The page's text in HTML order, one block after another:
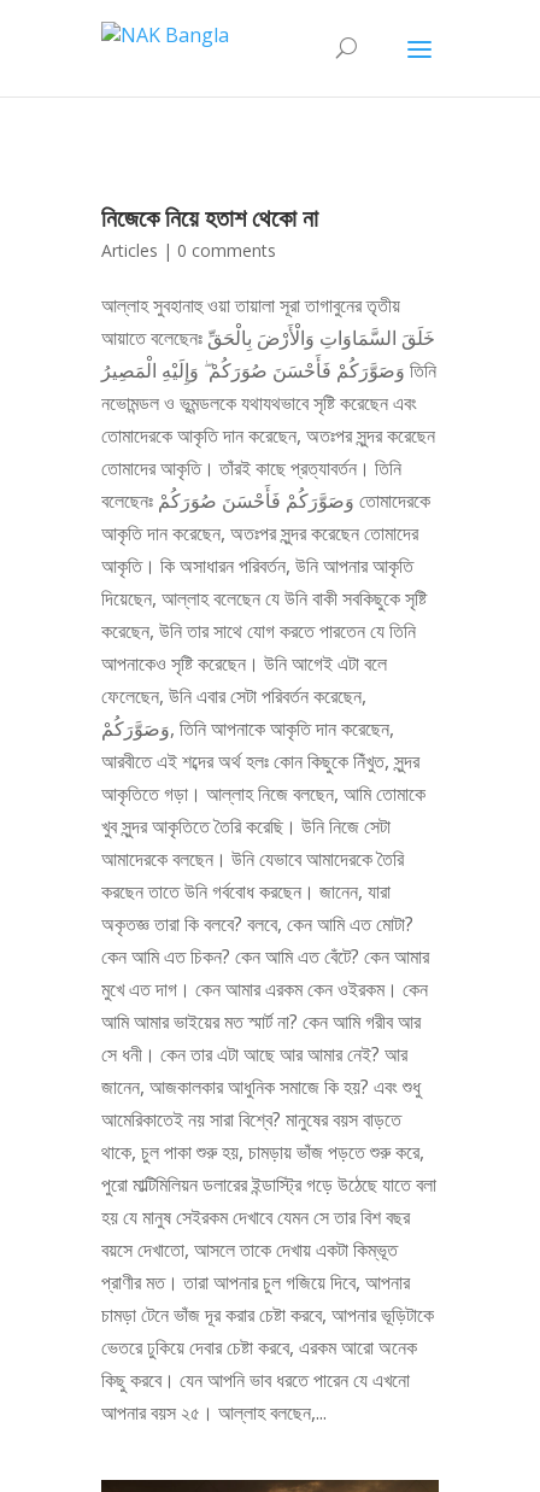
নিজেকে নিয়ে হতাশ থেকো না
Articles | 0 comments
আল্লাহ সুবহানাহু ওয়া তায়ালা সূরা তাগাবুনের তৃতীয়
আয়াতে বলেছেনঃ خَلَقَ السَّمَاوَاتِ وَالْأَرْضَ بِالْحَقِّ
وَصَوَّرَكُمْ فَأَحْسَنَ صُوَرَكُمْ ۖ وَإِلَيْهِ الْمَصِيرُ তিনি
নভোমন্ডল ও ভূমন্ডলকে যথাযথভাবে সৃষ্টি করেছেন এবং
তোমাদেরকে আকৃতি দান করেছেন, অতঃপর সুন্দর করেছেন
তোমাদের আকৃতি। তাঁরই কাছে প্রত্যাবর্তন। তিনি
বলেছেনঃ وَصَوَّرَكُمْ فَأَحْسَنَ صُوَرَكُمْ তোমাদেরকে
আকৃতি দান করেছেন, অতঃপর সুন্দর করেছেন তোমাদের
আকৃতি। কি অসাধারন পরিবর্তন, উনি আপনার আকৃতি
দিয়েছেন, আল্লাহ বলেছেন যে উনি বাকী সবকিছুকে সৃষ্টি
করেছেন, উনি তার সাথে যোগ করতে পারতেন যে তিনি
আপনাকেও সৃষ্টি করেছেন। উনি আগেই এটা বলে
ফেলেছেন, উনি এবার সেটা পরিবর্তন করেছেন,
وَصَوَّرَكُمْ, তিনি আপনাকে আকৃতি দান করেছেন,
আরবীতে এই শব্দের অর্থ হলঃ কোন কিছুকে নিঁখুত, সুন্দর
আকৃতিতে গড়া। আল্লাহ নিজে বলছেন, আমি তোমাকে
খুব সুন্দর আকৃতিতে তৈরি করেছি। উনি নিজে সেটা
আমাদেরকে বলছেন। উনি যেভাবে আমাদেরকে তৈরি
করছেন তাতে উনি গর্ববোধ করছেন। জানেন, যারা
অকৃতজ্ঞ তারা কি বলবে? বলবে, কেন আমি এত মোটা?
কেন আমি এত চিকন? কেন আমি এত বেঁটে? কেন আমার
মুখে এত দাগ। কেন আমার এরকম কেন ওইরকম। কেন
আমি আমার ভাইয়ের মত স্মার্ট না? কেন আমি গরীব আর
সে ধনী। কেন তার এটা আছে আর আমার নেই? আর
জানেন, আজকালকার আধুনিক সমাজে কি হয়? এবং শুধু
আমেরিকাতেই নয় সারা বিশ্বে? মানুষের বয়স বাড়তে
থাকে, চুল পাকা শুরু হয়, চামড়ায় ভাঁজ পড়তে শুরু করে,
পুরো মাল্টিমিলিয়ন ডলারের ইন্ডাস্ট্রি গড়ে উঠেছে যাতে বলা
হয় যে মানুষ সেইরকম দেখাবে যেমন সে তার বিশ বছর
বয়সে দেখাতো, আসলে তাকে দেখায় একটা কিম্ভূত
প্রাণীর মত। তারা আপনার চুল গজিয়ে দিবে, আপনার
চামড়া টেনে ভাঁজ দূর করার চেষ্টা করবে, আপনার ভূড়িটাকে
ভেতরে ঢুকিয়ে দেবার চেষ্টা করবে, এরকম আরো অনেক
কিছু করবে। যেন আপনি ভাব ধরতে পারেন যে এখনো
আপনার বয়স ২৫। আল্লাহ বলছেন,...